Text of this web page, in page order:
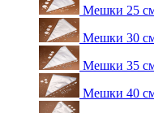
Мешки 25 см
Мешки 30 см
Мешки 35 см
Мешки 40 см